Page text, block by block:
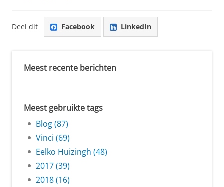
Deel dit Facebook LinkedIn
Meest recente berichten
Meest gebruikte tags
Blog (87)
Vinci (69)
Eelko Huizingh (48)
2017 (39)
2018 (16)